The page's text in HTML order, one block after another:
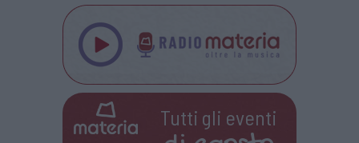
Tutti gli eventi